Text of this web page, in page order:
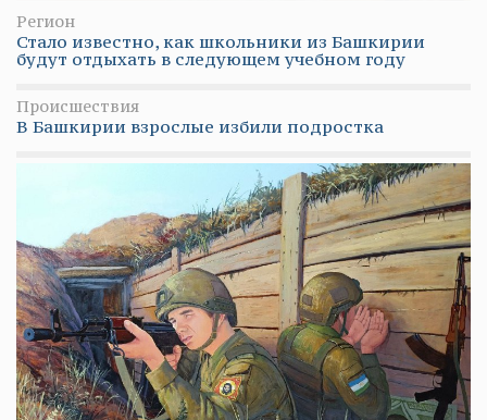
Регион
Стало известно, как школьники из Башкирии
будут отдыхать в следующем учебном году
Происшествия
В Башкирии взрослые избили подростка